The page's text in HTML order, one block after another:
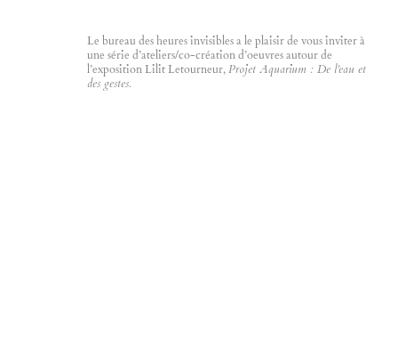
Projet Aquarium : De l’eau et
des gestes.